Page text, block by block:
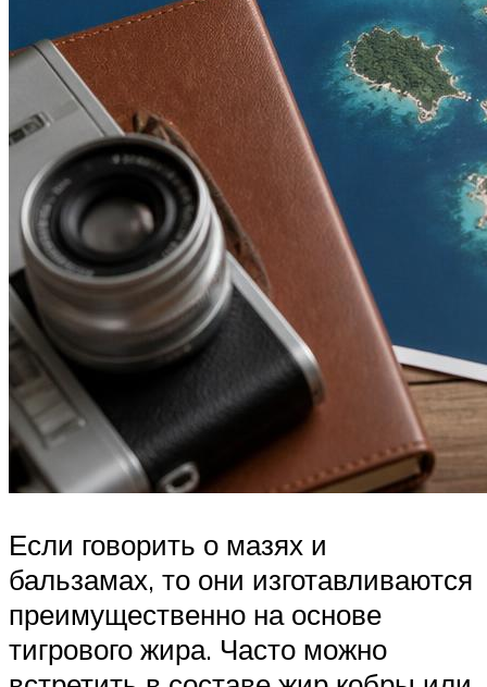
Если говорить о мазях и
бальзамах, то они изготавливаются
преимущественно на основе
тигрового жира. Часто можно